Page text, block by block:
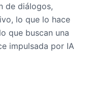
de diálogos,
lo que lo hace
que buscan una
impulsada por IA